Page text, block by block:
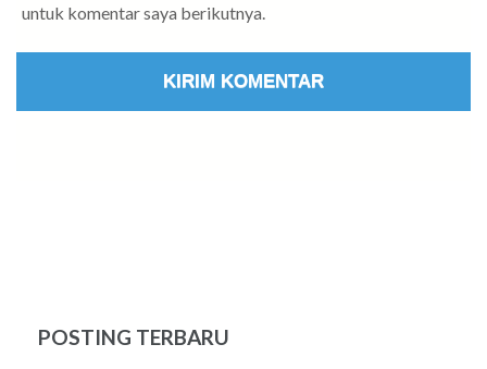
untuk komentar saya berikutnya.
POSTING TERBARU